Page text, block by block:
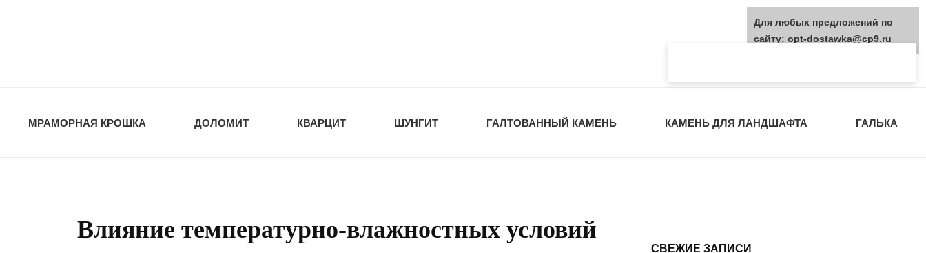
МРАМОРНАЯ КРОШКА ДОЛОМИТ КВАРЦИТ ШУНГИТ ГАЛТОВАННЫЙ КАМЕНЬ КАМЕНЬ ДЛЯ ЛАНДШАФТА ГАЛЬКА
Влияние температурно-влажностных условий
СВЕЖИЕ ЗАПИСИ
Для любых предложений по
сайту: opt-dostawka@cp9.ru